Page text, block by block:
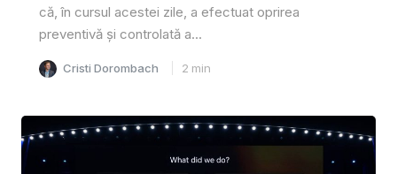
că, în cursul acestei zile, a efectuat oprirea
preventivă și controlată a...
Cristi Dorombach 2 min